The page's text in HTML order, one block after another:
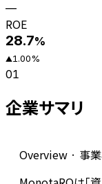
—
ROE
28.7%
▲1.00%
01
企業サマリ
Overview · 事